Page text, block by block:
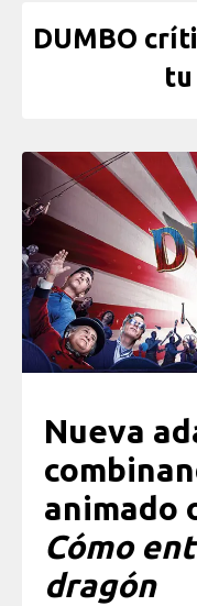
DUMBO
Nueva
animado
Cómo
dragón